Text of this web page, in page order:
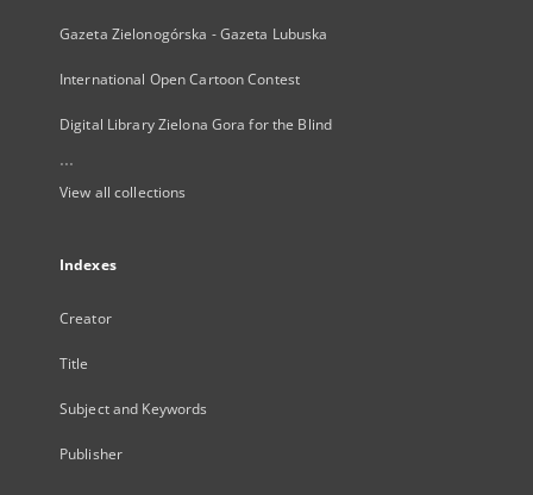
Gazeta Zielonogórska - Gazeta Lubuska
International Open Cartoon Contest
Digital Library Zielona Gora for the Blind
...
View all collections
Indexes
Creator
Title
Subject and Keywords
Publisher